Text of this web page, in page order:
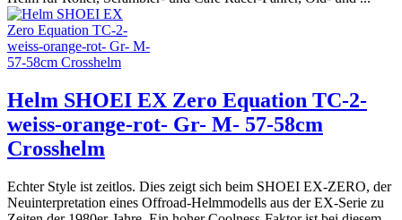
Helm SHOEI EX Zero Equation TC-2-
weiss-orange-rot- Gr- M- 57-58cm
Crosshelm
Echter Style ist zeitlos. Dies zeigt sich beim SHOEI EX-ZERO, der
Neuinterpretation eines Offroad-Helmmodells aus der EX-Serie zu